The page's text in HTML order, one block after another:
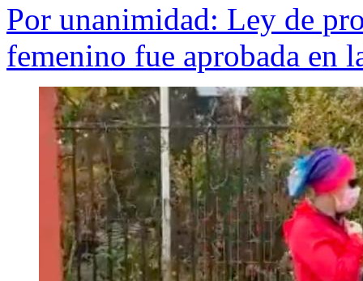
Por unanimidad: Ley de
femenino fue aprobada en